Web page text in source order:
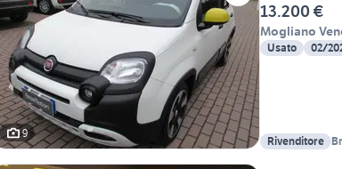
9
13.200 €
Mogliano
Usato 02/
Rivenditore